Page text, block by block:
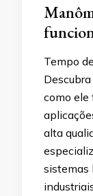
Tempo
como ele
alta
sistemas